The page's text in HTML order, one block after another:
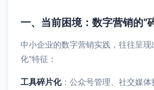
一、当前困境：数字营销的“
中小企业的数字营销实践，往往呈现
化”特征：
工具碎片化：公众号管理、社交媒体